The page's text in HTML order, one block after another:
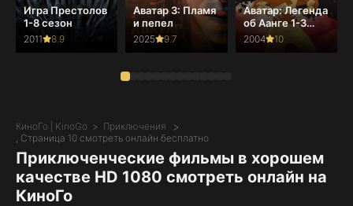
Игра Престолов
1-8 сезон
2011 8.9
Аватар 3: Пламя
и пепел
2025 9.7
Аватар: Легенда
об Аанге 1-3
сезон
2004 10
КиноГо | KinoGo
Приключения
, Страница 10 смотреть онлайн бесплатно
Приключенческие фильмы в хорошем
качестве HD 1080 смотреть онлайн на
КиноГо